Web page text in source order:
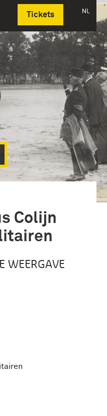
Tickets NL
Deutsch
Colijn
WEERGAVE